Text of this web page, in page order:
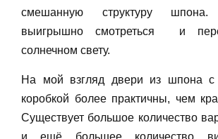
смешанную структуру
выигрышно смотреться и
солнечном свету.
На мой взгляд двери из шпона с
коробкой более практичны, чем
Существует большое количество
и ещё большее количество